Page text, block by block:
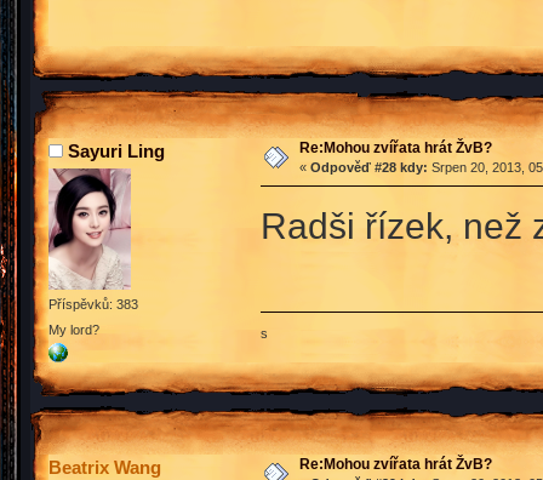
Sayuri Ling
Příspěvků: 383
My lord?
Re:Mohou zvířata hrát ŽvB?
« Odpověď #28 kdy: Srpen 20, 2013,
Radši řízek, než
s
Beatrix Wang Re:Mohou zvířata hrát ŽvB?